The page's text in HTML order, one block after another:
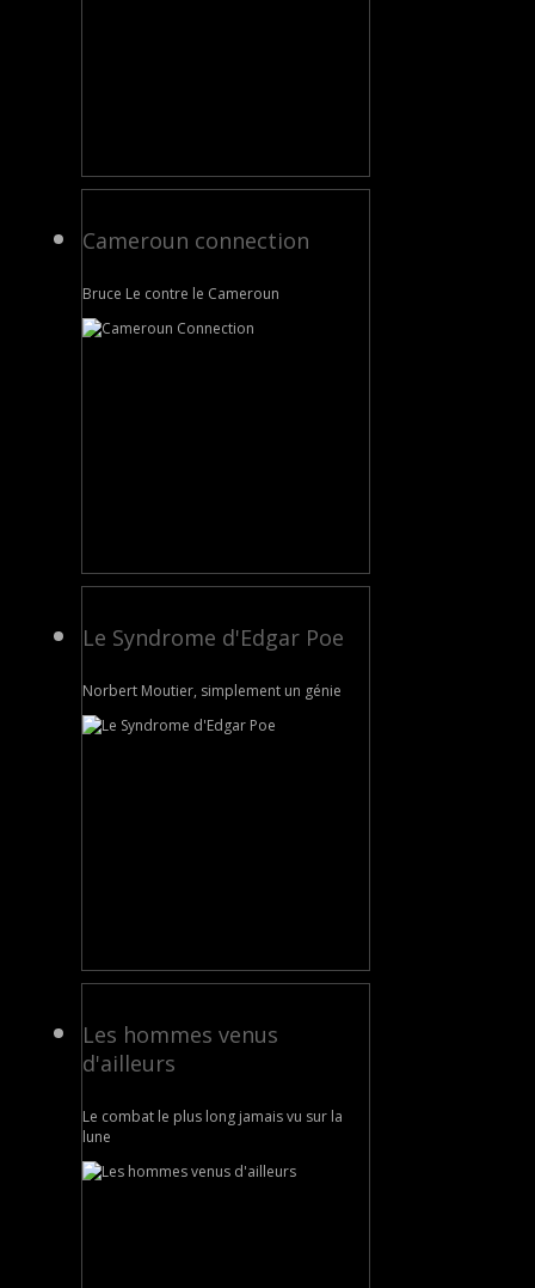
Cameroun connection
Bruce Le contre le Cameroun
Le Syndrome d'Edgar Poe
Norbert Moutier, simplement un génie
Les hommes venus
d'ailleurs
Le combat le plus long jamais vu sur la
lune